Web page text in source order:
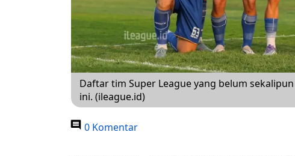
Daftar tim Super League yang belum
ini. (ileague.id)
0 Komentar